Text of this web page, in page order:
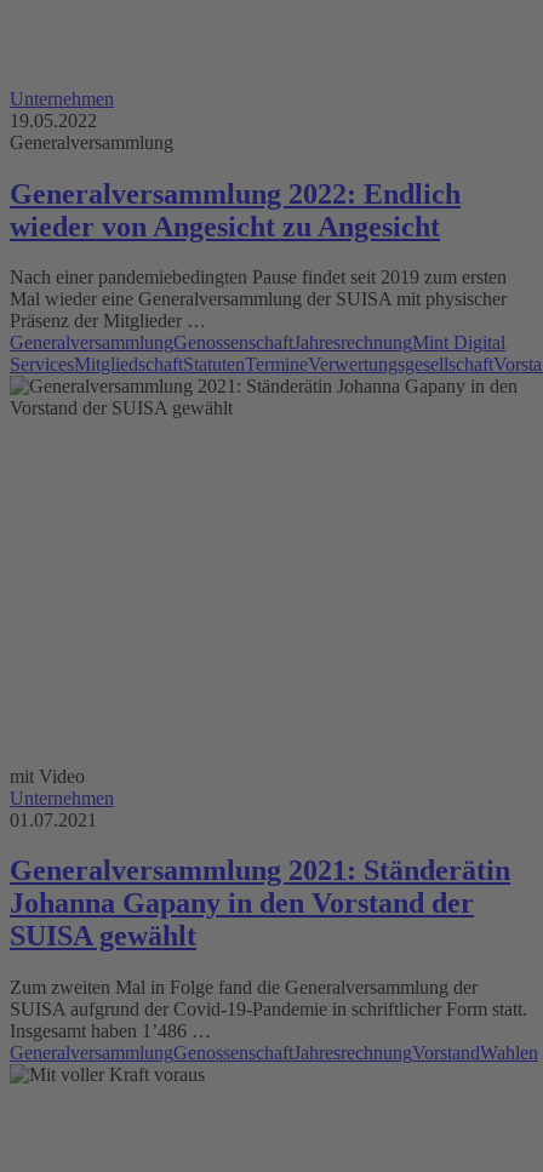
Unternehmen
19.05.2022
Generalversammlung
Generalversammlung 2022: Endlich
wieder von Angesicht zu Angesicht
Nach einer pandemiebedingten Pause findet seit 2019 zum ersten
Mal wieder eine Generalversammlung der SUISA mit physischer
Präsenz der Mitglieder …
GeneralversammlungGenossenschaftJahresrechnungMint Digital
ServicesMitgliedschaftStatutenTermineVerwertungsgesellschaft
mit Video
Unternehmen
01.07.2021
Generalversammlung 2021: Ständerätin
Johanna Gapany in den Vorstand der
SUISA gewählt
Zum zweiten Mal in Folge fand die Generalversammlung der
SUISA aufgrund der Covid-19-Pandemie in schriftlicher Form statt.
Insgesamt haben 1’486 …
GeneralversammlungGenossenschaftJahresrechnungVorstandWahlen